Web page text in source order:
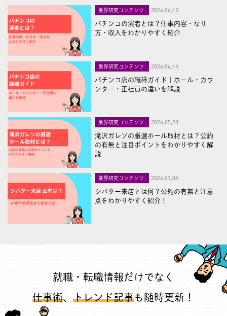
業界研究コンテンツ 2026,06,15
パチンコの演者とは？仕事内容・なり
方・収入をわかりやすく紹介
業界研究コンテンツ 2026,06,14
パチンコ店の職種ガイド｜ホール・カウ
ンター・正社員の違いを解説
業界研究コンテンツ 2026,05,23
滝沢ガレソの厳選ホール取材とは？公約
の有無と注目ポイントをわかりやすく解
説
業界研究コンテンツ 2026,03,04
シバター来店とは何？公約の有無と注意
点をわかりやすく紹介！
就職・転職情報だけでなく
仕事術、 トレンド記事も随時更新！